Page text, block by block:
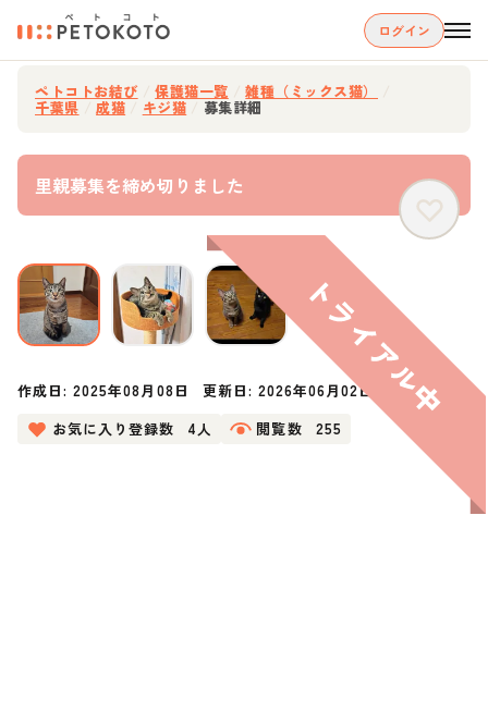
ログイン
ペトコトお結び 保護猫一覧 雑種（ミックス猫）
千葉県 成猫 キジ猫 募集詳細
里親募集を締め切りました
作成日:2025年08月08日 更新日: 2026年06月02日
お気に入り登録数
4人 閲覧数 255